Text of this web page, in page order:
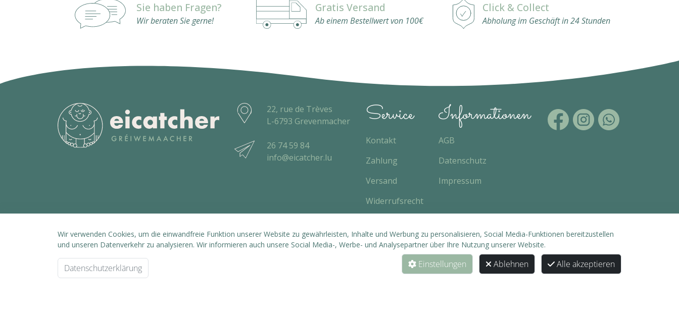
Wir verwenden Cookies, um die einwandfreie Funktion unserer Website zu gewährleisten, Inhalte und Werbung zu personalisieren, Social Media-Funktionen bereitzustellen
und unseren Datenverkehr zu analysieren. Wir informieren auch unsere Social Media-, Werbe- und Analysepartner über Ihre Nutzung unserer Website.
Datenschutzerklärung Einstellungen Ablehnen Alle akzeptieren
Sie haben Fragen?
Wir beraten Sie gerne!
Gratis Versand
Ab einem Bestellwert von 100€
Click & Collect
Abholung im Geschäft in 24 Stunden
22, rue de Trèves
L-6793 Grevenmacher
26 74 59 84
info@eicatcher.lu
Service
Kontakt
Zahlung
Versand
Widerrufsrecht
Informationen
AGB
Datenschutz
Impressum